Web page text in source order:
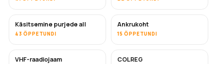
Käsitsemine purjede all
43 ÕPPETUNDI
Ankrukoht
15 ÕPPETUNDI
VHF-raadiojaam COLREG